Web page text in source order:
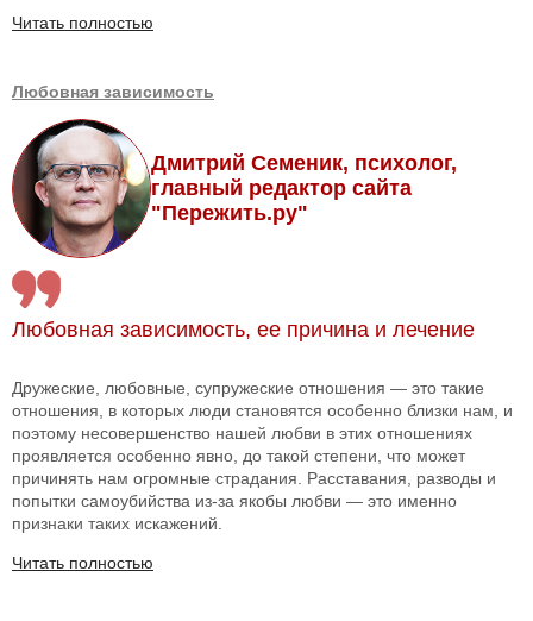
Читать полностью
Любовная зависимость
Дмитрий Семеник, психолог,
главный редактор сайта
"Пережить.ру"
Любовная зависимость, ее причина и лечение
Дружеские, любовные, супружеские отношения — это такие
отношения, в которых люди становятся особенно близки нам, и
поэтому несовершенство нашей любви в этих отношениях
проявляется особенно явно, до такой степени, что может
причинять нам огромные страдания. Расставания, разводы и
попытки самоубийства из-за якобы любви — это именно
признаки таких искажений.
Читать полностью